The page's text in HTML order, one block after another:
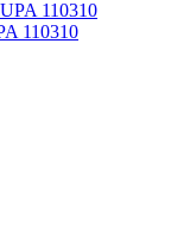
110310